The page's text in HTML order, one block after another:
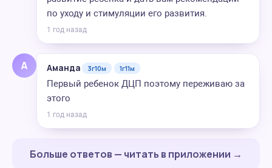
по уходу и стимуляции его развития.
1 год назад
А Аманда 3г10м 1г11м
Первый ребенок ДЦП поэтому переживаю за
этого
1 год назад
Больше ответов — читать в приложении →